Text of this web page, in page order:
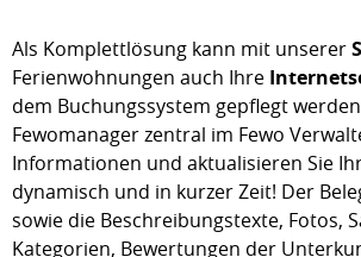
Als Komplettlösung kann mit unserer
Ferienwohnungen auch Ihre
dem Buchungssystem gepflegt
Fewomanager zentral im Fewo
Informationen und aktualisieren Sie
dynamisch und in kurzer Zeit! Der
sowie die Beschreibungstexte, Fotos,
Kategorien, Bewertungen der